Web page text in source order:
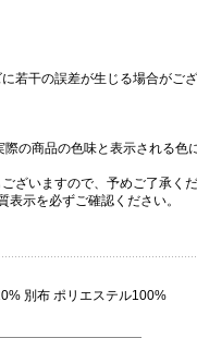
若干の誤差が生じる場合がご
の商品の色味と表示される色
ざいますので、予めご了承くだ
示を必ずご確認ください。
別布 ポリエステル100%